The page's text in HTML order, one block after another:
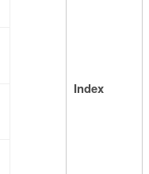
Index